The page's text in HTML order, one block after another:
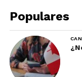
Populares